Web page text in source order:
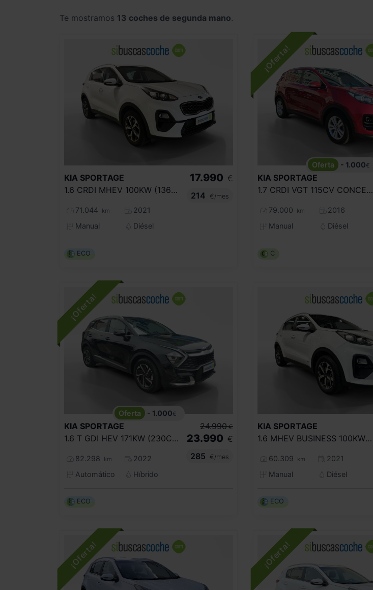
Te mostramos 13 coches de segunda mano.
KIA SPORTAGE
1.6 CRDI MHEV 100KW (136CV) BUSINESS 4X2
71.044 km
2021
Manual
Diésel
17.990 €
214
€/mes
ECO
- 1.000€
KIA SPORTAGE
1.7 CRDI VGT 115CV CONCEPT 4X2 ECO DYNAM
79.000 km
2016
Manual
Diésel
C
- 1.000€
KIA SPORTAGE
1.6 T GDI HEV 171KW (230CV) DRIVE 4X2
82.298 km
2022
Automático
Híbrido
24.990 €
23.990 €
285
€/mes
ECO
KIA SPORTAGE
1.6 MHEV BUSINESS 100KW (136CV) 4X4
60.309 km
2021
Manual
Diésel
ECO